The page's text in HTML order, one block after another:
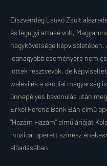
Díszvendég Laukó Zsolt
és légügyi attasé volt,
nagykövetsége képviseletében.
legnagyobb eseményére nem
jöttek résztvevők, de
walesi és a skóciai magyarság
ünnepélyes bevonulás után
Erkel Ferenc Bánk Bán című
"Hazám Hazám" című áriáját
musical operett színész
előadásában.